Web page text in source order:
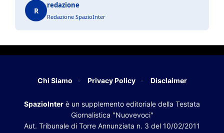
R
redazione
Redazione SpazioInter
Chi Siamo Privacy Policy Disclaimer
SpazioInter è un supplemento editoriale della Testata
Giornalistica "Nuovevoci"
Aut. Tribunale di Torre Annunziata n. 3 del 10/02/2011